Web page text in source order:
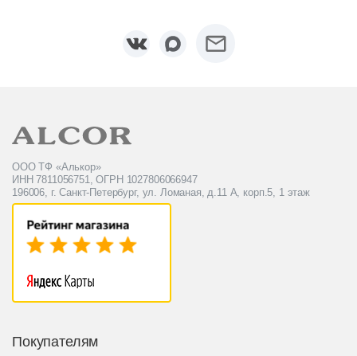
ООО ТФ «Алькор»
ИНН 7811056751, ОГРН 1027806066947
196006, г. Санкт-Петербург, ул. Ломаная, д.11 А, корп.5, 1 этаж
Покупателям